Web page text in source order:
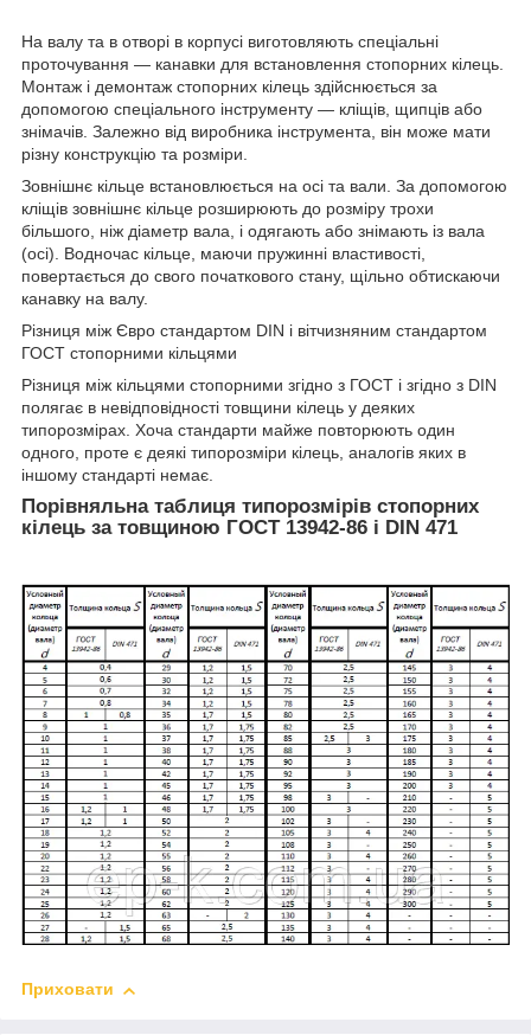
На валу та в отворі в корпусі виготовляють спеціальні
проточування — канавки для встановлення стопорних кілець.
Монтаж і демонтаж стопорних кілець здійснюється за
допомогою спеціального інструменту — кліщів, щипців або
знімачів. Залежно від виробника інструмента, він може мати
різну конструкцію та розміри.
Зовнішнє кільце встановлюється на осі та вали. За допомогою
кліщів зовнішнє кільце розширюють до розміру трохи
більшого, ніж діаметр вала, і одягають або знімають із вала
(осі). Водночас кільце, маючи пружинні властивості,
повертається до свого початкового стану, щільно обтискаючи
канавку на валу.
Різниця між Євро стандартом DIN і вітчизняним стандартом
ГОСТ стопорними кільцями
Різниця між кільцями стопорними згідно з ГОСТ і згідно з DIN
полягає в невідповідності товщини кілець у деяких
типорозмірах. Хоча стандарти майже повторюють один
одного, проте є деякі типорозміри кілець, аналогів яких в
іншому стандарті немає.
Порівняльна таблиця типорозмірів стопорних
кілець за товщиною ГОСТ 13942-86 і DIN 471
Приховати